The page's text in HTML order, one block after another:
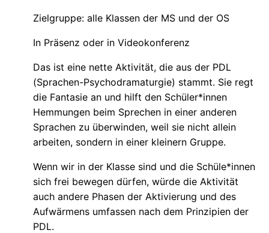
Zielgruppe: alle Klassen der MS und der OS
In Präsenz oder in Videokonferenz
Das ist eine nette Aktivität, die aus der PDL
(Sprachen-Psychodramaturgie) stammt. Sie regt
die Fantasie an und hilft den Schüler*innen
Hemmungen beim Sprechen in einer anderen
Sprachen zu überwinden, weil sie nicht allein
arbeiten, sondern in einer kleinern Gruppe.
Wenn wir in der Klasse sind und die Schüle*innen
sich frei bewegen dürfen, würde die Aktivität
auch andere Phasen der Aktivierung und des
Aufwärmens umfassen nach dem Prinzipien der
PDL.